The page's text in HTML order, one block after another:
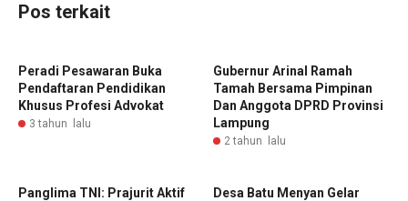
Pos terkait
Peradi Pesawaran Buka
Pendaftaran Pendidikan
Khusus Profesi Advokat
3 tahun lalu
Gubernur Arinal Ramah
Tamah Bersama Pimpinan
Dan Anggota DPRD Provinsi
Lampung
2 tahun lalu
Panglima TNI: Prajurit Aktif
‎Desa Batu Menyan Gelar